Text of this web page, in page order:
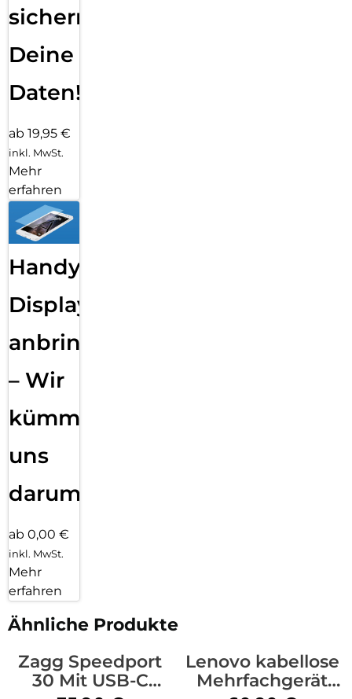
sichern
Deine
Daten!
ab 19,95 €
inkl. MwSt.
Mehr
erfahren
Handy
Displayfolie
anbringen
– Wir
kümmern
uns
darum!
ab 0,00 €
inkl. MwSt.
Mehr
erfahren
Ähnliche Produkte
Zagg Speedport
30 Mit USB-C
Lenovo kabellose
Mehrfachgerät